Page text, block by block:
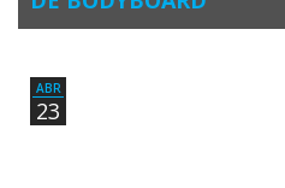
Joana Schenker (Associação de
ABR
23